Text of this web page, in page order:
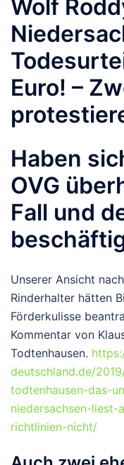
Wolf
Euro! –
Haben
OVG
Fall und
Unserer Ansicht
Rinderhalter hätten
Förderkulisse
Kommentar von
Todtenhausen.
deutschland.de/
todtenhausen-das-
niedersachsen-liest-
richtlinien-nicht/